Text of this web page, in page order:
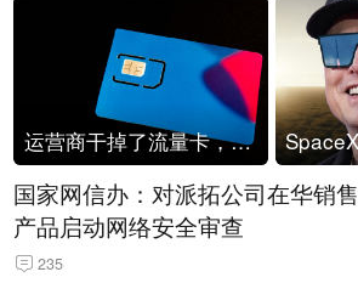
运营商干掉了流量卡，他们真的玩不起了
国家网信办：对派拓公司在华销售
产品启动网络安全审查
235